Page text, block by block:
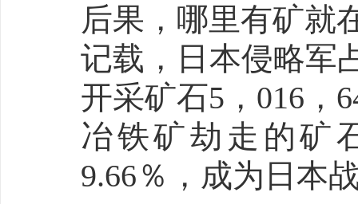
后果，哪里有矿就
记载，日本侵略军
开采矿石5，016，
冶铁矿劫走的矿
9.66％，成为日本